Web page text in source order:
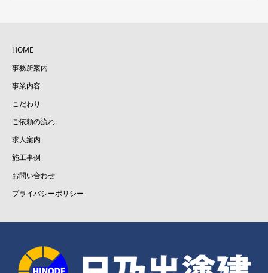
HOME
事務所案内
事業内容
こだわり
ご依頼の流れ
求人案内
施工事例
お問い合わせ
プライバシーポリシー